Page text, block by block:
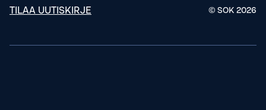
TILAA UUTISKIRJE © SOK 2026